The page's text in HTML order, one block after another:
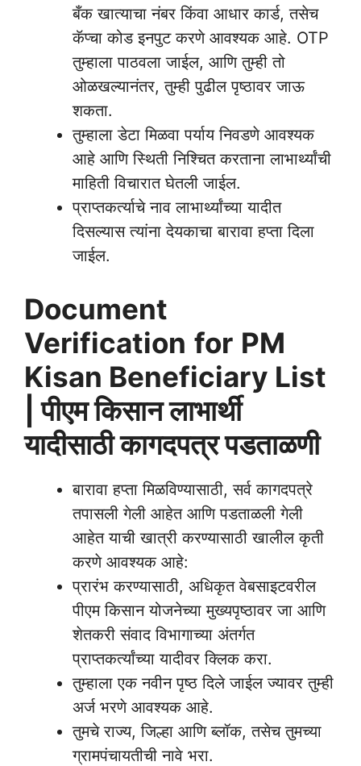
बँक खात्याचा नंबर किंवा आधार कार्ड, तसेच
कॅप्चा कोड इनपुट करणे आवश्यक आहे. OTP
तुम्हाला पाठवला जाईल, आणि तुम्ही तो
ओळखल्यानंतर, तुम्ही पुढील पृष्ठावर जाऊ
शकता.
तुम्हाला डेटा मिळवा पर्याय निवडणे आवश्यक
आहे आणि स्थिती निश्चित करताना लाभार्थ्यांची
माहिती विचारात घेतली जाईल.
प्राप्तकर्त्याचे नाव लाभार्थ्यांच्या यादीत
दिसल्यास त्यांना देयकाचा बारावा हप्ता दिला
जाईल.
Document
Verification for PM
Kisan Beneficiary List
| पीएम किसान लाभार्थी
यादीसाठी कागदपत्र पडताळणी
बारावा हप्ता मिळविण्यासाठी, सर्व कागदपत्रे
तपासली गेली आहेत आणि पडताळली गेली
आहेत याची खात्री करण्यासाठी खालील कृती
करणे आवश्यक आहे:
प्रारंभ करण्यासाठी, अधिकृत वेबसाइटवरील
पीएम किसान योजनेच्या मुख्यपृष्ठावर जा आणि
शेतकरी संवाद विभागाच्या अंतर्गत
प्राप्तकर्त्यांच्या यादीवर क्लिक करा.
तुम्हाला एक नवीन पृष्ठ दिले जाईल ज्यावर तुम्ही
अर्ज भरणे आवश्यक आहे.
तुमचे राज्य, जिल्हा आणि ब्लॉक, तसेच तुमच्या
ग्रामपंचायतीची नावे भरा.